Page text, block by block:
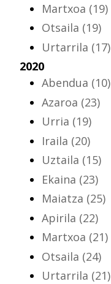
Martxoa (19)
Otsaila (19)
Urtarrila (17)
2020
Abendua (10)
Azaroa (23)
Urria (19)
Iraila (20)
Uztaila (15)
Ekaina (23)
Maiatza (25)
Apirila (22)
Martxoa (21)
Otsaila (24)
Urtarrila (21)